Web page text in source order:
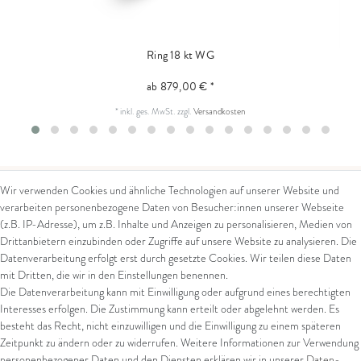
Ring 18 kt WG
ab 879,00 € *
* inkl. ges. MwSt.zzgl.Versandkosten
Kontakt
Kontaktformular
Arena in Arte GmbH
Marktgasse 2,
8600 Dübendorf
Tel: +41 44 821 60 40
Rechtliches
AGB
Impressum
Datenschutz
Widerrufsrecht
Zahlung und Versand
Widerrufsformular
Wir verwenden Cookies und ähnliche Technologien auf unserer Website und
verarbeiten personenbezogene Daten von Besucher:innen unserer Webseite
(z.B. IP-Adresse), um z.B. Inhalte und Anzeigen zu personalisieren, Medien von
Drittanbietern einzubinden oder Zugriffe auf unsere Website zu analysieren. Die
Datenverarbeitung erfolgt erst durch gesetzte Cookies. Wir teilen diese Daten
mit Dritten, die wir in den Einstellungen benennen.
Die Datenverarbeitung kann mit Einwilligung oder aufgrund eines berechtigten
Interesses erfolgen. Die Zustimmung kann erteilt oder abgelehnt werden. Es
besteht das Recht, nicht einzuwilligen und die Einwilligung zu einem späteren
Zeitpunkt zu ändern oder zu widerrufen. Weitere Informationen zur Verwendung